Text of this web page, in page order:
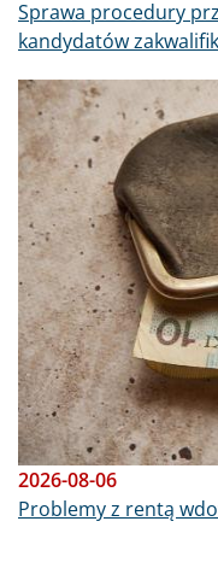
Sprawa procedury
kandydatów
Obraz
2026-08-06
Problemy z rentą